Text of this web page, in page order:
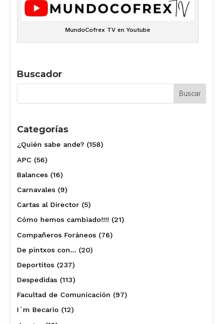
MundoCofrex TV en Youtube
Buscador
Categorías
¿Quién sabe ande?(158)
APC(56)
Balances(16)
Carnavales(9)
Cartas al Director(5)
Cómo hemos cambiado!!!! (21)
Compañeros Foráneos(76)
De pintxos con… (20)
Deportitos(237)
Despedidas(113)
Facultad de Comunicación (97)
I´m Becario (12)